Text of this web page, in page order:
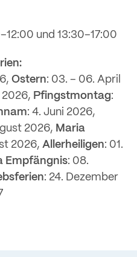
und 13:30–17:00
Ostern: 03. – 06. April
2026, Pfingstmontag:
: 4. Juni 2026,
2026, Maria
2026, Allerheiligen: 01.
Empfängnis: 08.
: 24. Dezember